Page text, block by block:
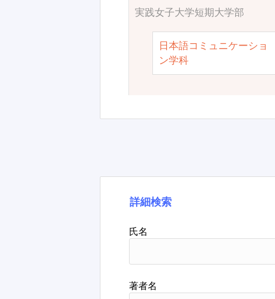
実践女子大学短期大学部
日本語コミュニケーショ
ン学科
詳細検索
氏名
著者名